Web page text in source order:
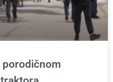
porodičnom